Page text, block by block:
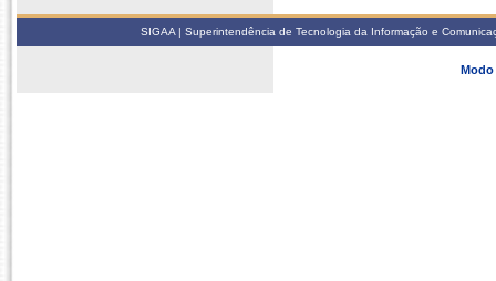
SIGAA | Superintendência de Tecnologia da Informação e
Modo